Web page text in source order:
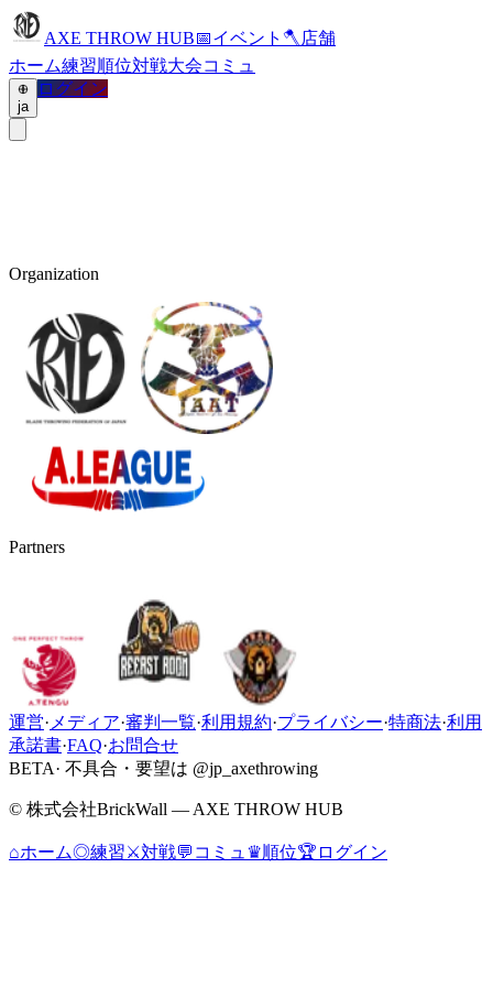
AXE THROW HUB📅イベント 🪓 店舗
ホーム練習順位対戦大会コミュ
ja
ログイン
Organization
Partners
運営· メディア·審判一覧·利用規約·プライバシー·特商法·利用
承諾書·FAQ·お問合せ
BETA· 不具合・要望は @jp_axethrowing
© 株式会社BrickWall — AXE THROW HUB
⌂ホーム◎練習⚔対戦💬 コミュ ♛順位🏆 ログイン